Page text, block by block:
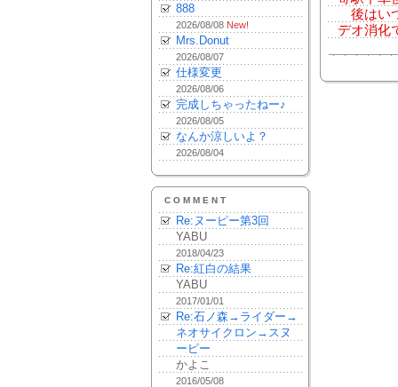
888
2026/08/08 New!
Mrs.Donut
2026/08/07
仕様変更
2026/08/06
完成しちゃったねー♪
2026/08/05
なんか涼しいよ？
2026/08/04
COMMENT
Re:ヌーピー第3回
YABU
2018/04/23
Re:紅白の結果
YABU
2017/01/01
Re:石ノ森→ライダー→
ネオサイクロン→スヌ
ーピー
かよこ
2016/05/08
後はい
デオ消化